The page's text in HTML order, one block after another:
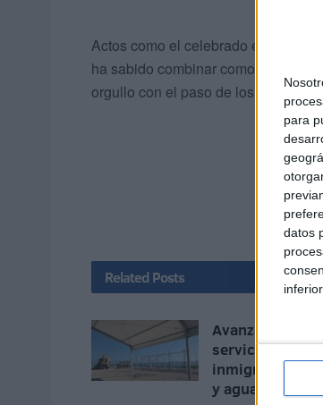
para
datos
Actos como el celebrado este
ha sabido combinar como nadie la
orgullo con el paso de los años.
Related Posts
Avanza la
servicios
inmigrantes:
y agua